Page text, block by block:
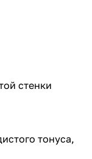
стенки
тонуса,